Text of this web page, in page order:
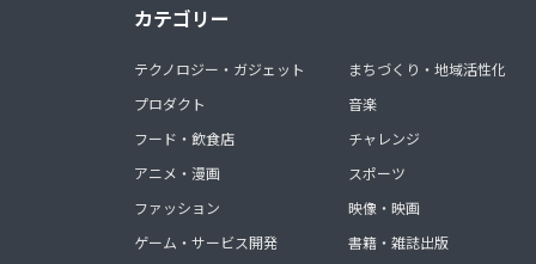
カテゴリー
テクノロジー・ガジェット
プロダクト
フード・飲食店
アニメ・漫画
ファッション
ゲーム・サービス開発
まちづくり・地域活性化
音楽
チャレンジ
スポーツ
映像・映画
書籍・雑誌出版